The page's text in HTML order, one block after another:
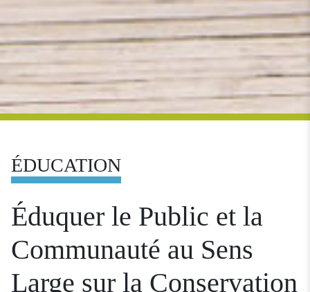
ÉDUCATION
Éduquer le Public et la
Communauté au Sens
Large sur la Conservation